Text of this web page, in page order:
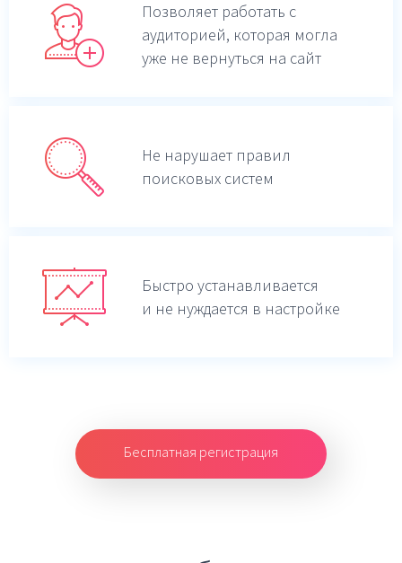
Позволяет работать с
аудиторией, которая могла
уже не вернуться на сайт
Не нарушает правил
поисковых систем
Быстро устанавливается
и не нуждается в настройке
Бесплатная регистрация